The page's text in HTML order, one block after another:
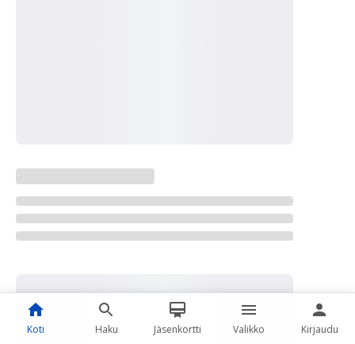
Koti Haku Jäsenkortti Valikko Kirjaudu